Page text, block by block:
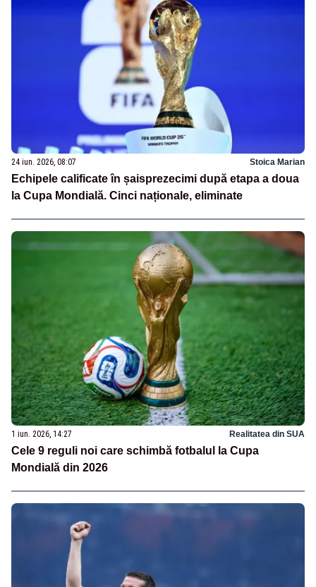
24 iun. 2026, 08:07 Stoica Marian
Echipele calificate în șaisprezecimi după etapa a doua
la Cupa Mondială. Cinci naționale, eliminate
1 iun. 2026, 14:27 Realitatea din SUA
Cele 9 reguli noi care schimbă fotbalul la Cupa
Mondială din 2026